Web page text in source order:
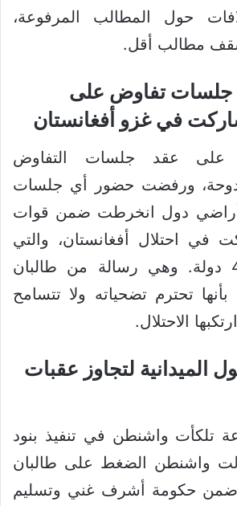
حول المطالب المرفوعة،
مطالب أقل.
جلسات تفاوض على
في غزو أفغانستان
على عقد جلسات التفاوض
ورفضت حضور أي جلسات
أراضي دول انخرطت ضمن قوات
في احتلال أفغانستان، والتي
قارب عددها 42 دولة. وهي رسالة من طالبان
تحترم تضحياته ولا تتسامح
الاحتلال.
الميدانية لتجاوز عقبات
تلكأت واشنطن في تنفيذ بنود
واشنطن الضغط على طالبان
ضمن حكومة أشرف غني وتسليم